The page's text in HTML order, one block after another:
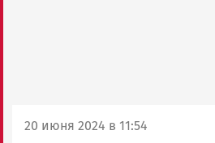
20 июня 2024 в 11:54